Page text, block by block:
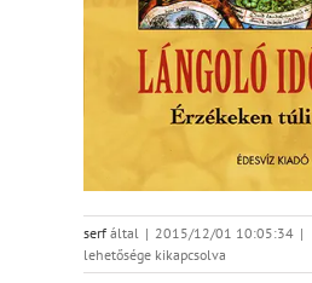
serfáltal | 2015/12/01 10:05:34 |
lehetősége kikapcsolva